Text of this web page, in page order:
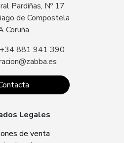
Pardiñas, Nº 17
de Compostela
Coruña
+34 881 941 390
Legales
de venta